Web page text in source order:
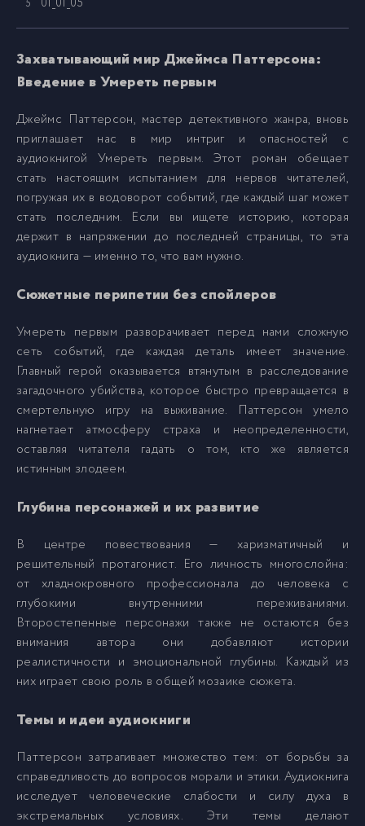
5 01_01_05
01_01_06
01_01_08
9 01_01_09
10 01_01_10
11 01_01_11
12 01_02_01
01_02_02
14 01_02_03
01_02_04
01_02_05
17 01_02_06
18 01_02_07
20
21 01_02_10
Захватывающий мир Джеймса Паттерсона:
Введение в Умереть первым
Джеймс Паттерсон, мастер детективного жанра, вновь
приглашает нас в мир интриг и опасностей с
аудиокнигой Умереть первым. Этот роман обещает
стать настоящим испытанием для нервов читателей,
погружая их в водоворот событий, где каждый шаг может
стать последним. Если вы ищете историю, которая
держит в напряжении до последней страницы, то эта
аудиокнига — именно то, что вам нужно.
Сюжетные перипетии без спойлеров
Умереть первым разворачивает перед нами сложную
сеть событий, где каждая деталь имеет значение.
Главный герой оказывается втянутым в расследование
загадочного убийства, которое быстро превращается в
смертельную игру на выживание. Паттерсон умело
нагнетает атмосферу страха и неопределенности,
оставляя читателя гадать о том, кто же является
истинным злодеем.
Глубина персонажей и их развитие
В центре повествования — харизматичный и
решительный протагонист. Его личность многослойна:
от хладнокровного профессионала до человека с
глубокими внутренними переживаниями.
Второстепенные персонажи также не остаются без
внимания автора они добавляют истории
реалистичности и эмоциональной глубины. Каждый из
них играет свою роль в общей мозаике сюжета.
Темы и идеи аудиокниги
Паттерсон затрагивает множество тем: от борьбы за
справедливость до вопросов морали и этики. Аудиокнига
исследует человеческие слабости и силу духа в
экстремальных условиях. Эти темы делают